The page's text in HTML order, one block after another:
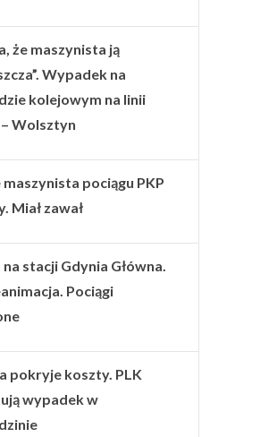
że maszynista ją
Wypadek na
kolejowym na linii
Wolsztyn
maszynista pociągu PKP
Miał zawał
stacji Gdynia Główna.
Pociągi
pokryje koszty. PLK
wypadek w